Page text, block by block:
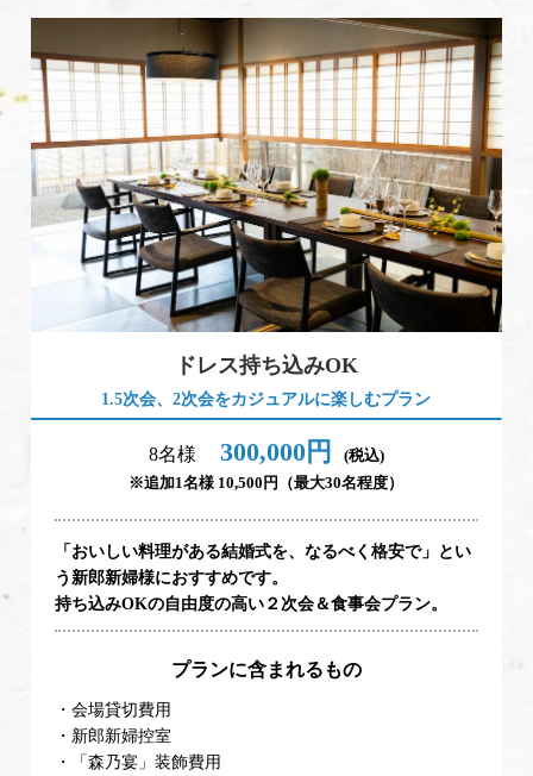
ドレス持ち込みOK
1.5次会、2次会をカジュアルに楽しむプラン
8名様 300,000円
(税込)
※追加1名様 10,500円（最大30名程度）
「おいしい料理がある結婚式を、なるべく格安で」とい
う新郎新婦様におすすめです。
持ち込みOKの自由度の高い２次会＆食事会プラン。
プランに含まれるもの
・会場貸切費用
・新郎新婦控室
・「森乃宴」装飾費用